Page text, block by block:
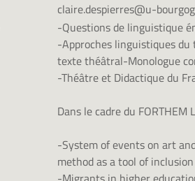
claire.despierres@u-
-Questions de linguistique
-Approches linguistiques
texte théâtral-Monologue
-Théâtre et Didactique du
Dans le cadre du FORTHEM
-System of events on art
method as a tool of inclusion